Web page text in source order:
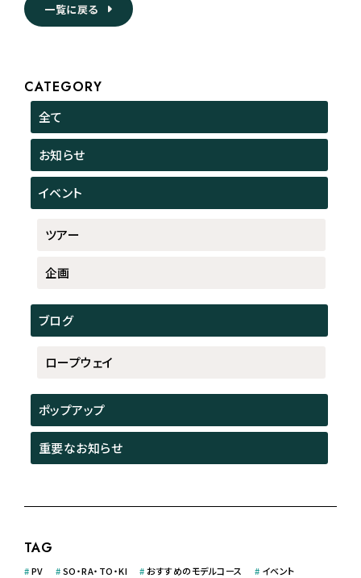
一覧に戻る
CATEGORY
全て
お知らせ
イベント
ツアー
企画
ブログ
ロープウェイ
ポップアップ
重要なお知らせ
TAG
#PV #SO・RA・TO・KI #おすすめのモデルコース # イベント